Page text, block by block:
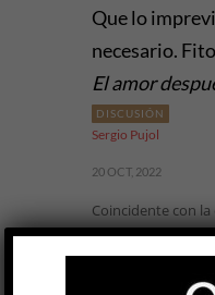
Que lo
necesario.
El amor
DISCUSIÓN
Sergio Pujol
20 OCT, 2022
Coincidente con
memorias
noviembre Fito
serie de ocho